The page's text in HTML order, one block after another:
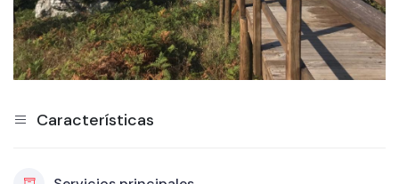
Características